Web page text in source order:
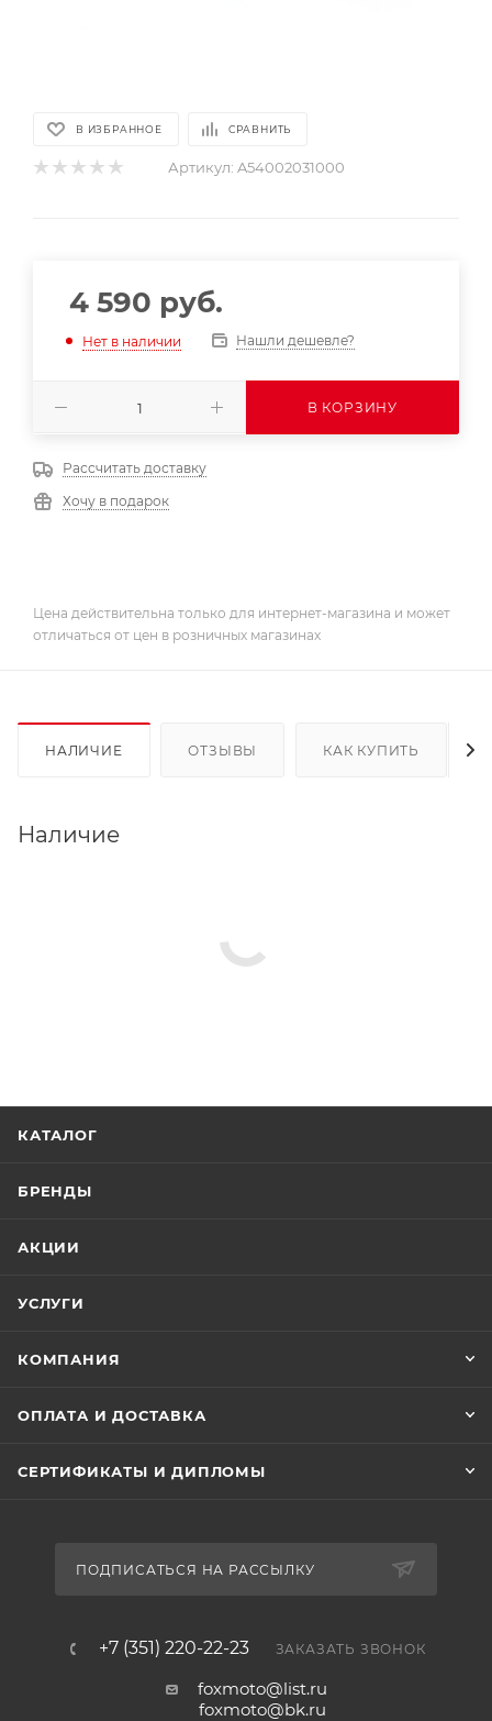
В ИЗБРАННОЕ СРАВНИТЬ
Артикул: A54002031000
4 590 руб.
Нет в наличии Нашли дешевле?
В КОРЗИНУ
Рассчитать доставку
Хочу в подарок
Цена действительна только для интернет-магазина и может
отличаться от цен в розничных магазинах
НАЛИЧИЕ ОТЗЫВЫ КАК КУПИТЬ
Наличие
КАТАЛОГ
БРЕНДЫ
АКЦИИ
УСЛУГИ
КОМПАНИЯ
ОПЛАТА И ДОСТАВКА
СЕРТИФИКАТЫ И ДИПЛОМЫ
ПОДПИСАТЬСЯ НА РАССЫЛКУ
+7 (351) 220-22-23 ЗАКАЗАТЬ ЗВОНОК
foxmoto@list.ru
foxmoto@bk.ru